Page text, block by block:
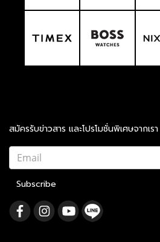
สมัครรับข่าวสาร และโปรโมชั่นพิเศษจากเรา
Subscribe